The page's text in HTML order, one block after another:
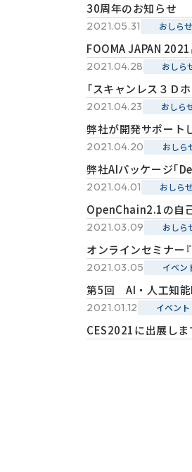
30周年のお知らせ
2021.05.31 おしらせ
FOOMA JAPAN
2021.04.28 おしら
「スキャンレス３Ｄ
2021.04.23 おしら
弊社が開発サポート
2021.04.20 おしら
弊社AIパッケージ｢
2021.04.01 おしら
OpenChain2.1の自
2021.03.09 おしら
オンラインセミナー
2021.03.05 イベン
第5回 AI・人工知能
2021.01.12 イベント
CES2021に出展しま